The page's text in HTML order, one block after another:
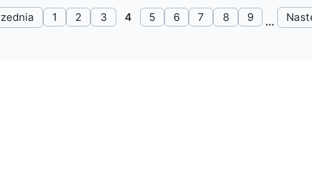
1 2 3 4 5 6 7 8 9